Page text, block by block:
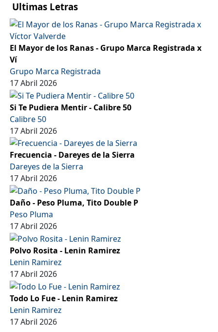
Ultimas Letras
El Mayor de los Ranas - Grupo Marca Registrada x
Ví
Grupo Marca Registrada
17 Abril 2026
Si Te Pudiera Mentir - Calibre 50
Calibre 50
17 Abril 2026
Frecuencia - Dareyes de la Sierra
Dareyes de la Sierra
17 Abril 2026
Daño - Peso Pluma, Tito Double P
Peso Pluma
17 Abril 2026
Polvo Rosita - Lenin Ramirez
Lenin Ramirez
17 Abril 2026
Todo Lo Fue - Lenin Ramirez
Lenin Ramirez
17 Abril 2026